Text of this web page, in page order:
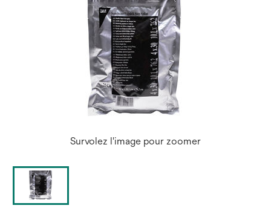
Survolez l'image pour zoomer